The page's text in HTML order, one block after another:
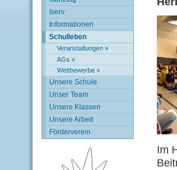
Iserv
Informationen
Schulleben
Veranstaltungen »
AGs »
Wettbewerbe »
Unsere Schule
Unser Team
Unsere Klassen
Unsere Arbeit
Förderverein
Im